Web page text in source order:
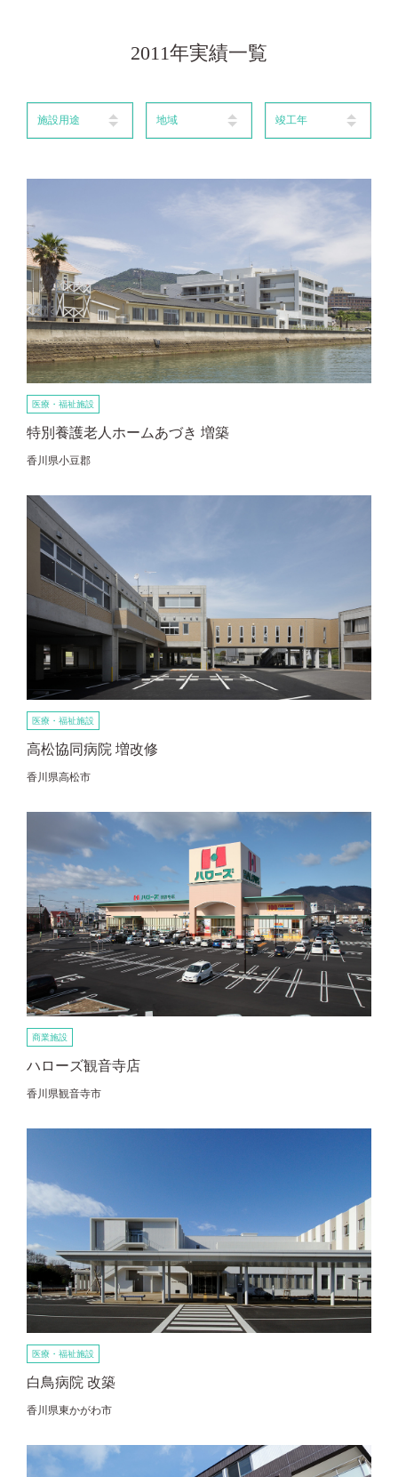
2011年実績一覧
医療・福祉施設
特別養護老人ホームあづき 増築
香川県小豆郡
医療・福祉施設
高松協同病院 増改修
香川県高松市
商業施設
ハローズ観音寺店
香川県観音寺市
医療・福祉施設
白鳥病院 改築
香川県東かがわ市